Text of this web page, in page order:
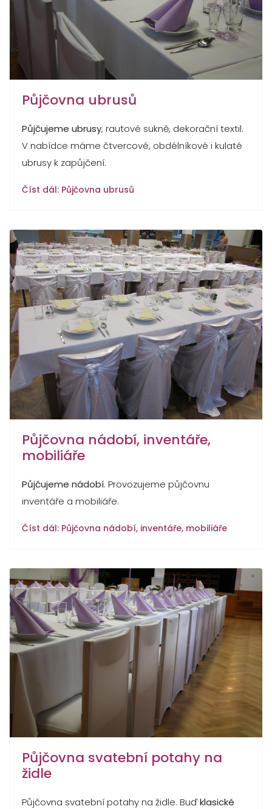
Půjčovna ubrusů
Půjčujeme ubrusy, rautové sukně, dekorační textil.
V nabídce máme čtvercové, obdélníkové i kulaté
ubrusy k zapůjčení.
Číst dál: Půjčovna ubrusů
Půjčovna nádobí, inventáře,
mobiliáře
Půjčujeme nádobí. Provozujeme půjčovnu
inventáře a mobiliáře.
Číst dál: Půjčovna nádobí, inventáře, mobiliáře
Půjčovna svatební potahy na
židle
Půjčovna svatební potahy na židle. Buďklasické